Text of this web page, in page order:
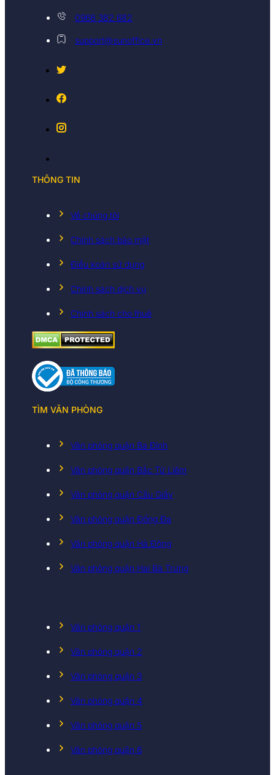
0968 382 682
support@sunoffice.vn
THÔNG TIN
Về chúng tôi
Chính sách bảo mật
Điều koản sử dụng
Chính sách dịch vụ
Chính sách cho thuê
TÌM VĂN PHÒNG
Văn phòng quận Ba Đình
Văn phòng quận Bắc Từ Liêm
Văn phòng quận Cầu Giấy
Văn phòng quận Đống Đa
Văn phòng quận Hà Đông
Văn phòng quận Hai Bà Trưng
Văn phòng quận 1
Văn phòng quận 2
Văn phòng quận 3
Văn phòng quận 4
Văn phòng quận 5
Văn phòng quận 6